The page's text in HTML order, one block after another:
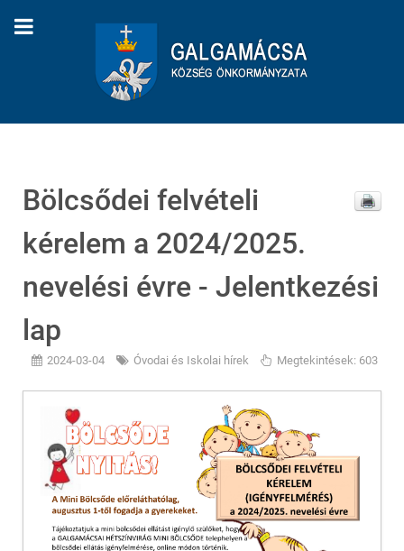
Bölcsődei felvételi
kérelem a 2024/2025.
nevelési évre - Jelentkezési
lap
2024-03-04 Óvodai és Iskolai hírek Megtekintések: 603